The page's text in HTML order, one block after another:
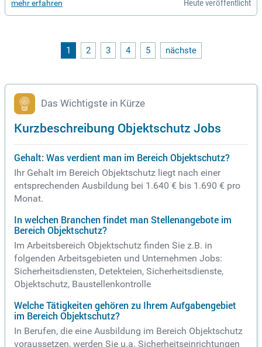
sgeländes verantwortlich. Zu deinen Aufgaben gehören Zug
angskontrollen, Koordination externer Dienstleister und reg
rten von dir Teamgeist, Proaktivität und eine strukturierte Ar
beitsweise. Werde Teil der Rosenxt Familie und gestalte die
mehr erfahren Heute veröffentlicht
1 2 3 4 5 nächste
Das Wichtigste in Kürze
Kurzbeschreibung Objektschutz Jobs
Gehalt: Was verdient man im Bereich Objektschutz?
Ihr Gehalt im Bereich Objektschutz liegt nach einer
entsprechenden Ausbildung bei 1.640 € bis 1.690 € pro
Monat.
In welchen Branchen findet man Stellenangebote im
Bereich Objektschutz?
Im Arbeitsbereich Objektschutz finden Sie z.B. in
folgenden Arbeitsgebieten und Unternehmen Jobs:
Sicherheitsdiensten, Detekteien, Sicherheitsdienste,
Objektschutz, Baustellenkontrolle
Welche Tätigkeiten gehören zu Ihrem Aufgabengebiet
im Bereich Objektschutz?
In Berufen, die eine Ausbildung im Bereich Objektschutz
voraussetzen, werden Sie u.a. Sicherheitseinrichtungen